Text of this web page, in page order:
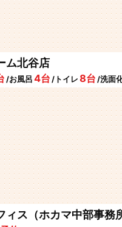
ム北谷店
/お風呂 4台 /トイレ 8台 /洗面
ィス（ホカマ中部事務